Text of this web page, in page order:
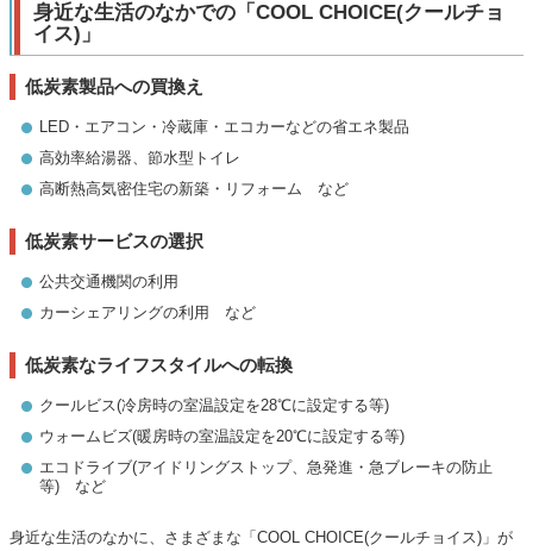
身近な生活のなかでの「COOL CHOICE(クールチョ
イス)」
低炭素製品への買換え
LED・エアコン・冷蔵庫・エコカーなどの省エネ製品
高効率給湯器、節水型トイレ
高断熱高気密住宅の新築・リフォーム など
低炭素サービスの選択
公共交通機関の利用
カーシェアリングの利用 など
低炭素なライフスタイルへの転換
クールビス(冷房時の室温設定を28℃に設定する等)
ウォームビズ(暖房時の室温設定を20℃に設定する等)
エコドライブ(アイドリングストップ、急発進・急ブレーキの防止
等) など
身近な生活のなかに、さまざまな「COOL CHOICE(クールチョイス)」が